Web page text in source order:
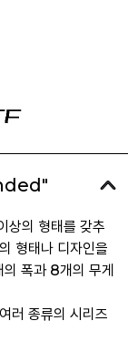
의 형태를 갖추
형태나 디자인을
폭과 8개의 무게
러 종류의 시리즈